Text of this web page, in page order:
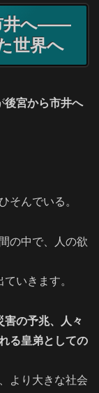
井へ——
世界へ
後宮から市井へ
そんでいる。
の中で、人の欲
いきます。
害の予兆、人々
る皇弟としての
より大きな社会